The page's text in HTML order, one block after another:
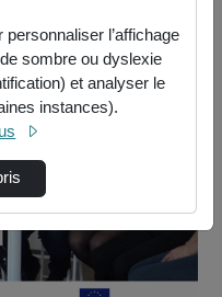
(pa…
l’affichage
sombre ou dyslexie
et analyser le
instances).